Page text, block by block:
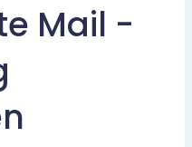
Mail -